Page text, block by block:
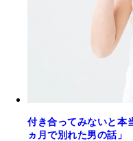
付き合ってみないと本
ヵ月で別れた男の話」